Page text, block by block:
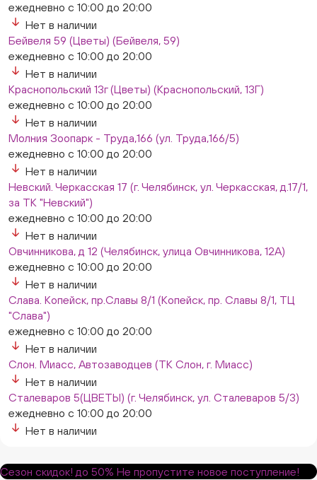
ежедневно с 10:00 до 20:00
Нет в наличии
Бейвеля 59 (Цветы) (Бейвеля, 59)
ежедневно с 10:00 до 20:00
Нет в наличии
Краснопольский 13г (Цветы) (Краснопольский, 13Г)
ежедневно с 10:00 до 20:00
Нет в наличии
Молния Зоопарк - Труда,166 (ул. Труда,166/5)
ежедневно с 10:00 до 20:00
Нет в наличии
Невский. Черкасская 17 (г. Челябинск, ул. Черкасская, д.17/1,
за ТК "Невский")
ежедневно с 10:00 до 20:00
Нет в наличии
Овчинникова, д 12 (Челябинск, улица Овчинникова, 12А)
ежедневно с 10:00 до 20:00
Нет в наличии
Слава. Копейск, пр.Славы 8/1 (Копейск, пр. Славы 8/1, ТЦ
"Слава")
ежедневно с 10:00 до 20:00
Нет в наличии
Слон. Миасс, Автозаводцев (ТК Слон, г. Миасс)
Нет в наличии
Сталеваров 5(ЦВЕТЫ) (г. Челябинск, ул. Сталеваров 5/3)
ежедневно с 10:00 до 20:00
Нет в наличии
Сезон скидок! до 50% Не пропустите новое поступление!